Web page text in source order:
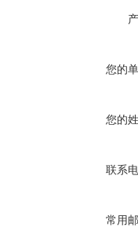
您的
您的
联系
常用